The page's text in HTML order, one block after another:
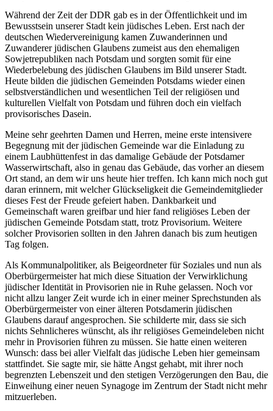
Während der Zeit der DDR gab es in der Öffentlichkeit und im
Bewusstsein unserer Stadt kein jüdisches Leben. Erst nach der
deutschen Wiedervereinigung kamen Zuwanderinnen und
Zuwanderer jüdischen Glaubens zumeist aus den ehemaligen
Sowjetrepubliken nach Potsdam und sorgten somit für eine
Wiederbelebung des jüdischen Glaubens im Bild unserer Stadt.
Heute bilden die jüdischen Gemeinden Potsdams wieder einen
selbstverständlichen und wesentlichen Teil der religiösen und
kulturellen Vielfalt von Potsdam und führen doch ein vielfach
provisorisches Dasein.
Meine sehr geehrten Damen und Herren, meine erste intensivere
Begegnung mit der jüdischen Gemeinde war die Einladung zu
einem Laubhüttenfest in das damalige Gebäude der Potsdamer
Wasserwirtschaft, also in genau das Gebäude, das vorher an diesem
Ort stand, an dem wir uns heute hier treffen. Ich kann mich noch gut
daran erinnern, mit welcher Glückseligkeit die Gemeindemitglieder
dieses Fest der Freude gefeiert haben. Dankbarkeit und
Gemeinschaft waren greifbar und hier fand religiöses Leben der
jüdischen Gemeinde Potsdam statt, trotz Provisorium. Weitere
solcher Provisorien sollten in den Jahren danach bis zum heutigen
Tag folgen.
Als Kommunalpolitiker, als Beigeordneter für Soziales und nun als
Oberbürgermeister hat mich diese Situation der Verwirklichung
jüdischer Identität in Provisorien nie in Ruhe gelassen. Noch vor
nicht allzu langer Zeit wurde ich in einer meiner Sprechstunden als
Oberbürgermeister von einer älteren Potsdamerin jüdischen
Glaubens darauf angesprochen. Sie schilderte mir, dass sie sich
nichts Sehnlicheres wünscht, als ihr religiöses Gemeindeleben nicht
mehr in Provisorien führen zu müssen. Sie hatte einen weiteren
Wunsch: dass bei aller Vielfalt das jüdische Leben hier gemeinsam
stattfindet. Sie sagte mir, sie hätte Angst gehabt, mit ihrer noch
begrenzten Lebenszeit und den stetigen Verzögerungen den Bau, die
Einweihung einer neuen Synagoge im Zentrum der Stadt nicht mehr
mitzuerleben.